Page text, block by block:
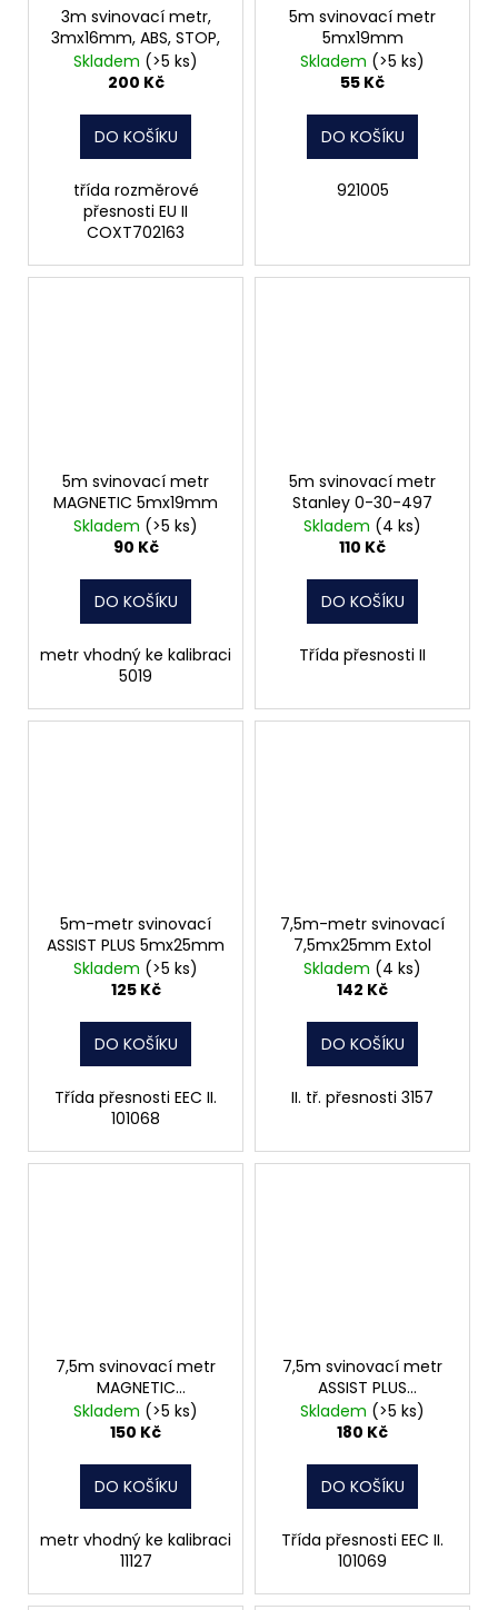
3m svinovací metr,
3mx16mm, ABS, STOP,
Skladem (>5 ks)
200 Kč
DO KOŠÍKU
třída rozměrové
přesnosti EU II
COXT702163
5m svinovací metr
5mx19mm
Skladem (>5 ks)
55 Kč
DO KOŠÍKU
921005
5m svinovací metr
MAGNETIC 5mx19mm
Skladem (>5 ks)
90 Kč
DO KOŠÍKU
metr vhodný ke kalibraci
5019
5m svinovací metr
Stanley 0-30-497
Skladem (4 ks)
110 Kč
DO KOŠÍKU
Třída přesnosti II
5m-metr svinovací
ASSIST PLUS 5mx25mm
Skladem (>5 ks)
125 Kč
DO KOŠÍKU
Třída přesnosti EEC II.
101068
7,5m-metr svinovací
7,5mx25mm Extol
Skladem (4 ks)
142 Kč
DO KOŠÍKU
II. tř. přesnosti 3157
7,5m svinovací metr
MAGNETIC
7,5mx25mm
Skladem (>5 ks)
150 Kč
DO KOŠÍKU
metr vhodný ke kalibraci
11127
7,5m svinovací metr
ASSIST PLUS
7,5mx25mm
Skladem (>5 ks)
180 Kč
DO KOŠÍKU
Třída přesnosti EEC II.
101069